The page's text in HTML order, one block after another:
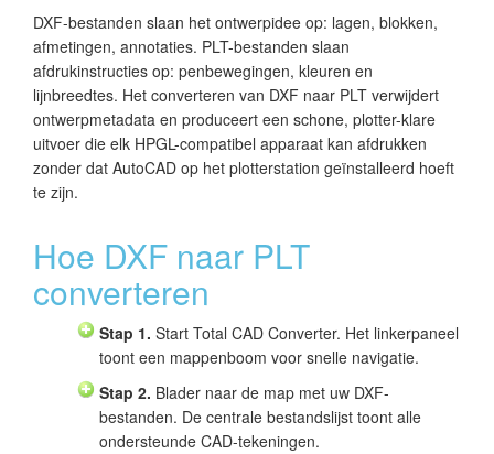
DXF-bestanden slaan het ontwerpidee op: lagen, blokken,
afmetingen, annotaties. PLT-bestanden slaan
afdrukinstructies op: penbewegingen, kleuren en
lijnbreedtes. Het converteren van DXF naar PLT verwijdert
ontwerpmetadata en produceert een schone, plotter-klare
uitvoer die elk HPGL-compatibel apparaat kan afdrukken
zonder dat AutoCAD op het plotterstation geïnstalleerd hoeft
te zijn.
Hoe DXF naar PLT
converteren
Stap 1. Start Total CAD Converter. Het linkerpaneel
toont een mappenboom voor snelle navigatie.
Stap 2. Blader naar de map met uw DXF-
bestanden. De centrale bestandslijst toont alle
ondersteunde CAD-tekeningen.